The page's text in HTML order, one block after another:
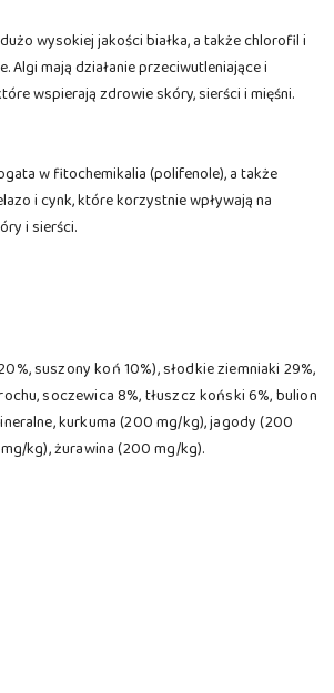
wysokiej jakości białka, a także chlorofil i
Algi mają działanie przeciwutleniające i
wspierają zdrowie skóry, sierści i mięśni.
w fitochemikalia (polifenole), a także
i cynk, które korzystnie wpływają na
i sierści.
suszony koń 10%), słodkie ziemniaki 29%,
soczewica 8%, tłuszcz koński 6%, bulion
kurkuma (200 mg/kg), jagody (200
kg), żurawina (200 mg/kg).